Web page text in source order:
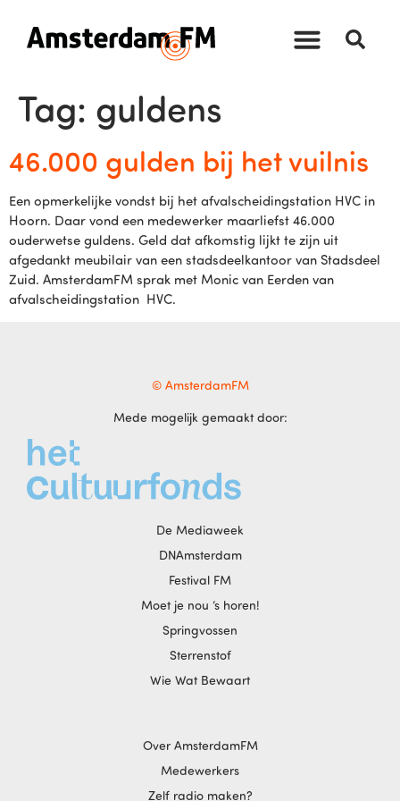
Tag: guldens
46.000 gulden bij het vuilnis
Een opmerkelijke vondst bij het afvalscheidingstation HVC in
Hoorn. Daar vond een medewerker maarliefst 46.000
ouderwetse guldens. Geld dat afkomstig lijkt te zijn uit
afgedankt meubilair van een stadsdeelkantoor van Stadsdeel
Zuid. AmsterdamFM sprak met Monic van Eerden van
afvalscheidingstation HVC.
© AmsterdamFM
Mede mogelijk gemaakt door:
De Mediaweek
DNAmsterdam
Festival FM
Moet je nou ‘s horen!
Springvossen
Sterrenstof
Wie Wat Bewaart
Over AmsterdamFM
Medewerkers
Zelf radio maken?